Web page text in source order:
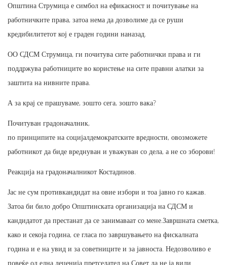
Општина Струмица е симбол на ефикасност и почитување на
работничките права, затоа нема да дозволиме да се руши
кредибилитетот кој е граден години наназад.
ОО СДСМ Струмица, ги почитува сите работнички права и ги
поддржува работниците во користење на сите правни алатки за
заштита на нивните права.
А за крај се прашуваме, зошто сега, зошто вака?
Почитуван градоначалник,
по принципите на социјалдемократските вредности, овозможете
работникот да биде вреднуван и уважуван со дела, а не со зборови!
Реакција на градоначалникот Костадинов.
Јас не сум противкандидат на овие избори и тоа јавно го кажав.
Затоа би било добро Општинската организација на СДСМ и
кандидатот да престанат да се занимаваат со мене.Завршната сметка,
како и секоја година, се гласа по завршувањето на фискалната
година и е на увид и за советниците и за јавноста. Недозволиво е
повеќе од една деценија претседател на Совет да не ја види